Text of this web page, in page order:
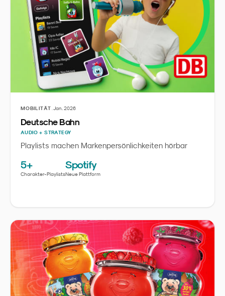
MOBILITÄT·Jan. 2026
Deutsche Bahn
AUDIO + STRATEGY
Playlists machen Markenpersönlichkeiten hörbar
5+
Charakter-Playlists
Spotify
Neue Plattform